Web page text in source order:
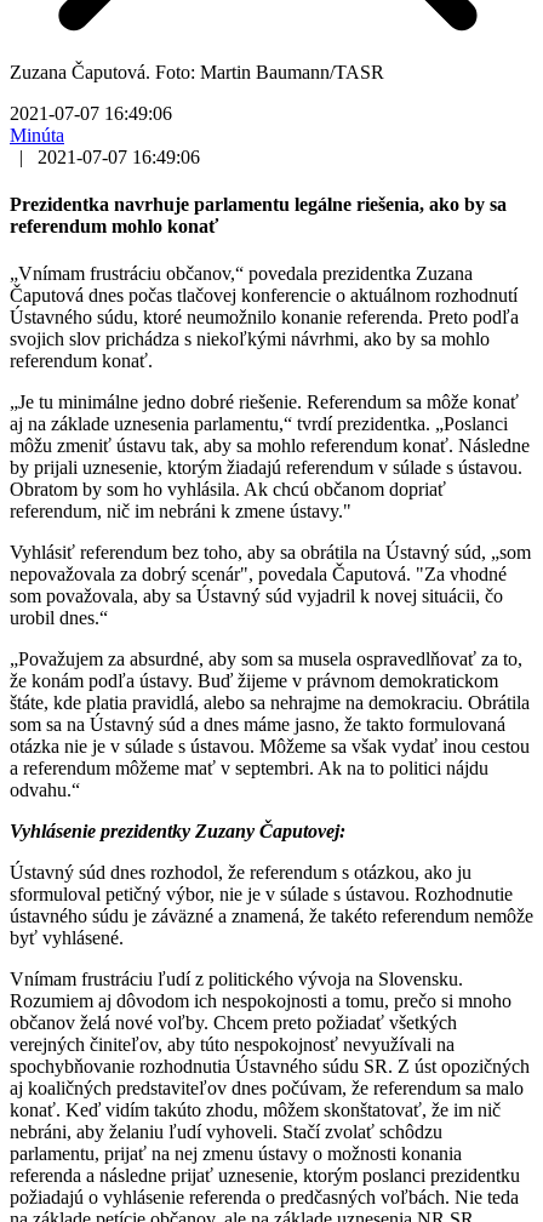
Zuzana Čaputová. Foto: Martin Baumann/TASR
2021-07-07 16:49:06
Minúta
|
2021-07-07 16:49:06
Prezidentka navrhuje parlamentu legálne riešenia, ako by sa
referendum mohlo konať
„Vnímam frustráciu občanov,“ povedala prezidentka Zuzana
Čaputová dnes počas tlačovej konferencie o aktuálnom rozhodnutí
Ústavného súdu, ktoré neumožnilo konanie referenda. Preto podľa
svojich slov prichádza s niekoľkými návrhmi, ako by sa mohlo
referendum konať.
„Je tu minimálne jedno dobré riešenie. Referendum sa môže konať
aj na základe uznesenia parlamentu,“ tvrdí prezidentka. „Poslanci
môžu zmeniť ústavu tak, aby sa mohlo referendum konať. Následne
by prijali uznesenie, ktorým žiadajú referendum v súlade s ústavou.
Obratom by som ho vyhlásila. Ak chcú občanom dopriať
referendum, nič im nebráni k zmene ústavy."
Vyhlásiť referendum bez toho, aby sa obrátila na Ústavný súd, „som
nepovažovala za dobrý scenár", povedala Čaputová. "Za vhodné
som považovala, aby sa Ústavný súd vyjadril k novej situácii, čo
urobil dnes.“
„Považujem za absurdné, aby som sa musela ospravedlňovať za to,
že konám podľa ústavy. Buď žijeme v právnom demokratickom
štáte, kde platia pravidlá, alebo sa nehrajme na demokraciu. Obrátila
som sa na Ústavný súd a dnes máme jasno, že takto formulovaná
otázka nie je v súlade s ústavou. Môžeme sa však vydať inou cestou
a referendum môžeme mať v septembri. Ak na to politici nájdu
odvahu.“
Vyhlásenie prezidentky Zuzany Čaputovej:
Ústavný súd dnes rozhodol, že referendum s otázkou, ako ju
sformuloval petičný výbor, nie je v súlade s ústavou. Rozhodnutie
ústavného súdu je záväzné a znamená, že takéto referendum nemôže
byť vyhlásené.
Vnímam frustráciu ľudí z politického vývoja na Slovensku.
Rozumiem aj dôvodom ich nespokojnosti a tomu, prečo si mnoho
občanov želá nové voľby. Chcem preto požiadať všetkých
verejných činiteľov, aby túto nespokojnosť nevyužívali na
spochybňovanie rozhodnutia Ústavného súdu SR. Z úst opozičných
aj koaličných predstaviteľov dnes počúvam, že referendum sa malo
konať. Keď vidím takúto zhodu, môžem skonštatovať, že im nič
nebráni, aby želaniu ľudí vyhoveli. Stačí zvolať schôdzu
parlamentu, prijať na nej zmenu ústavy o možnosti konania
referenda a následne prijať uznesenie, ktorým poslanci prezidentku
požiadajú o vyhlásenie referenda o predčasných voľbách. Nie teda